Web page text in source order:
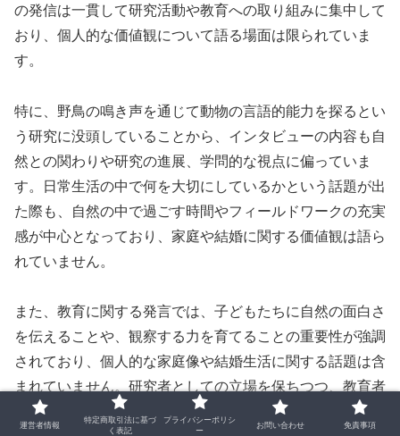
の発信は一貫して研究活動や教育への取り組みに集中して
おり、個人的な価値観について語る場面は限られていま
す。
特に、野鳥の鳴き声を通じて動物の言語的能力を探るとい
う研究に没頭していることから、インタビューの内容も自
然との関わりや研究の進展、学問的な視点に偏っていま
す。日常生活の中で何を大切にしているかという話題が出
た際も、自然の中で過ごす時間やフィールドワークの充実
感が中心となっており、家庭や結婚に関する価値観は語ら
れていません。
また、教育に関する発言では、子どもたちに自然の面白さ
を伝えることや、観察する力を育てることの重要性が強調
されており、個人的な家庭像や結婚生活に関する話題は含
まれていません。研究者としての立場を保ちつつ、教育者
としての視点を持って語る姿勢が目立ちます。
運営者情報
特定商取引法に基づ
く表記
プライバシーポリシ
ー
お問い合わせ 免責事項